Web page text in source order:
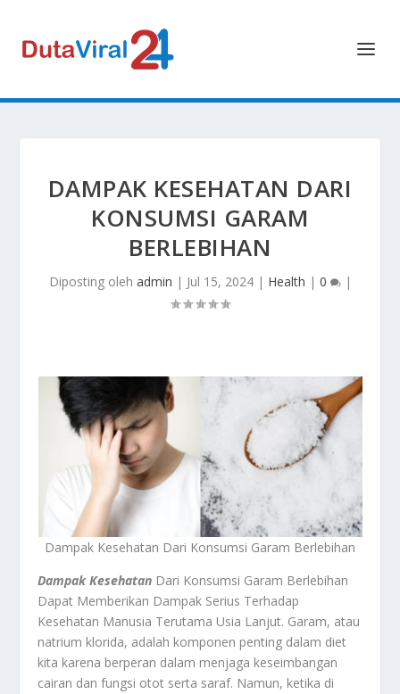
DAMPAK KESEHATAN DARI
KONSUMSI GARAM
BERLEBIHAN
Diposting oleh admin | Jul 15, 2024| Health | 0 |
Dampak Kesehatan Dari Konsumsi Garam Berlebihan
Dampak Kesehatan Dari Konsumsi Garam Berlebihan
Dapat Memberikan Dampak Serius Terhadap
Kesehatan Manusia Terutama Usia Lanjut. Garam, atau
natrium klorida, adalah komponen penting dalam diet
kita karena berperan dalam menjaga keseimbangan
cairan dan fungsi otot serta saraf. Namun, ketika di